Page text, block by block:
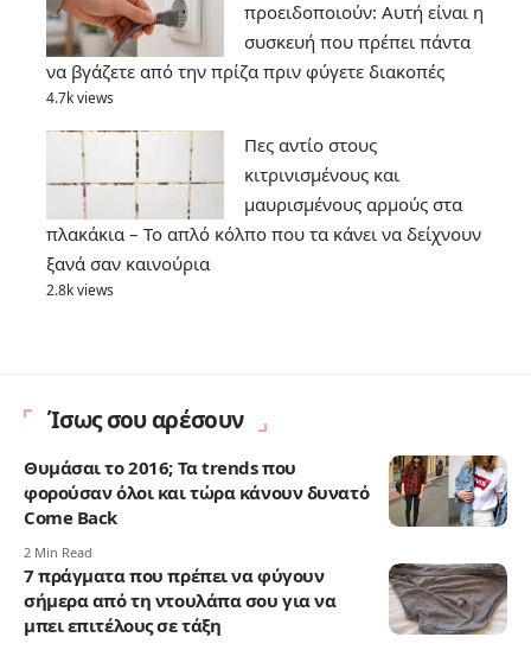
προειδοποιούν: Αυτή είναι η
συσκευή που πρέπει πάντα
να βγάζετε από την πρίζα πριν φύγετε διακοπές
4.7k views
Πες αντίο στους
κιτρινισμένους και
μαυρισμένους αρμούς στα
πλακάκια – Το απλό κόλπο που τα κάνει να δείχνουν
ξανά σαν καινούρια
2.8k views
Ίσως σου αρέσουν
Θυμάσαι το 2016; Τα trends που
φορούσαν όλοι και τώρα κάνουν δυνατό
Come Back
2 Min Read
7 πράγματα που πρέπει να φύγουν
σήμερα από τη ντουλάπα σου για να
μπει επιτέλους σε τάξη